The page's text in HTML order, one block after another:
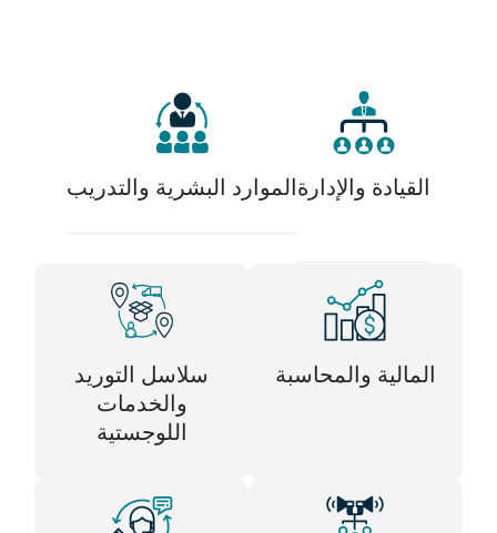
القيادة والإدارة الموارد البشرية والتدريب
المالية والمحاسبة
سلاسل التوريد
والخدمات
اللوجستية